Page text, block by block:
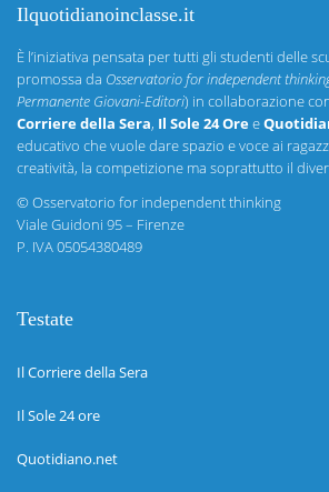
Ilquotidianoinclasse.it
È l’iniziativa pensata per tutti gli studenti delle
promossa da Osservatorio for independent
Permanente Giovani-Editori) in collaborazione
Corriere della Sera, Il Sole 24 Oree
educativo che vuole dare spazio e voce ai
creatività, la competizione ma soprattutto il
©Osservatorio for independent thinking
Viale Guidoni 95 – Firenze
P. IVA 05054380489
Testate
Il Corriere della Sera
Il Sole 24 ore
Quotidiano.net